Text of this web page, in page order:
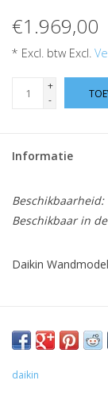
€1.969,00
* Excl. btw Excl.
+
-
Informatie
Beschikbaarheid:
Beschikbaar in
Daikin
https://
warmtepompen/
daikin